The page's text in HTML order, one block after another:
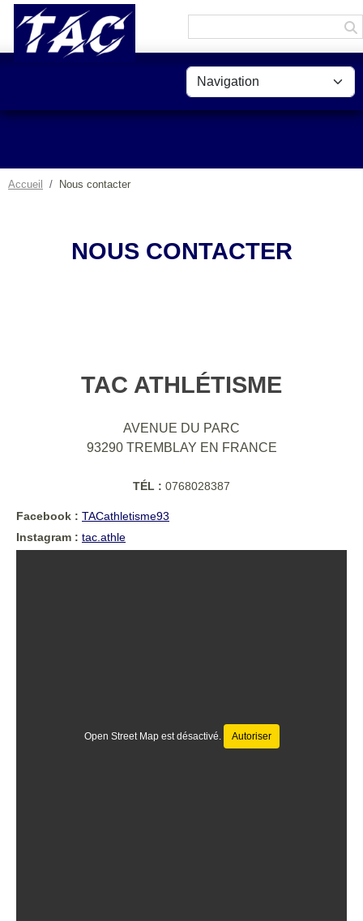
Accueil Nous contacter
NOUS CONTACTER
TAC ATHLÉTISME
AVENUE DU PARC
93290 TREMBLAY EN FRANCE
TÉL : 0768028387
Facebook : TACathletisme93
Instagram : tac.athle
Open Street Map est désactivé. Autoriser
Panneau de gestion des cookies